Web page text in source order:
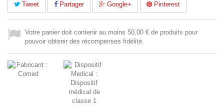
Tweet Partager Google+ Pinterest
Votre panier doit contenir au moins 50,00 € de produits pour
pouvoir obtenir des récompenses fidélité.